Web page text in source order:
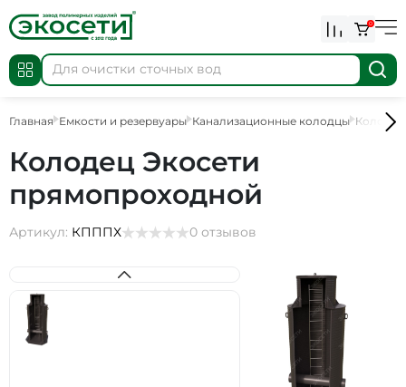
0
Главная Емкости и резервуары Канализационные колодцы
Колодец Экосети
прямопроходной
Артикул: КПППХ 0 отзывов